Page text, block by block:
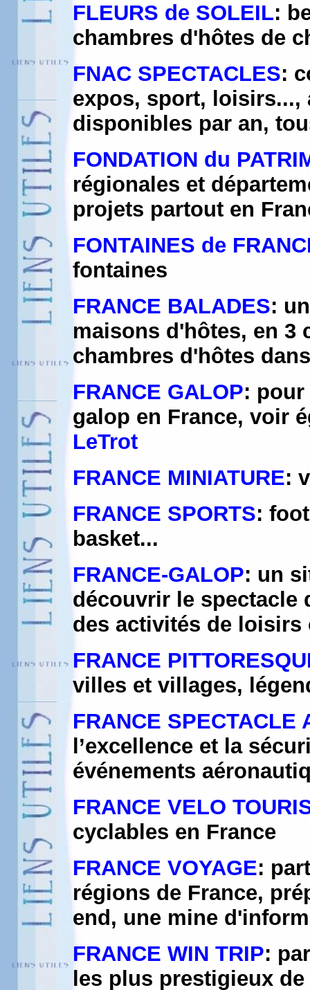
FLEURS de SOLEIL:
chambres d'hôtes de
FNAC SPECTACLES:
expos, sport, loisirs...,
disponibles par an,
FONDATION du
régionales et
projets partout en
FONTAINES de
fontaines
FRANCE BALADES:
maisons d'hôtes, en 3
chambres d'hôtes
FRANCE GALOP:
galop en France, voir
LeTrot
FRANCE MINIATURE:
FRANCE SPORTS:
basket...
FRANCE-GALOP: un
découvrir le spectacle
des activités de
FRANCE
villes et villages,
FRANCE SPECTACLE
l’excellence et la
événements
FRANCE VELO
cyclables en France
FRANCE VOYAGE:
régions de France,
end, une mine
FRANCE WIN TRIP:
les plus prestigieux de